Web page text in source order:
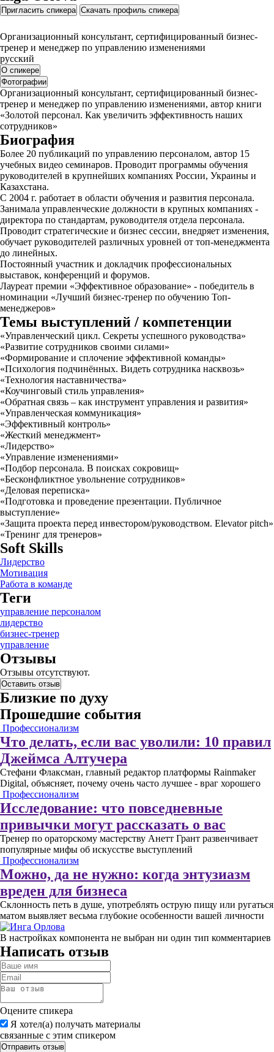
Пригласить спикера Скачать профиль спикера
Организационный консультант, сертифицированный бизнес-
тренер и менеджер по управлению изменениями
русский
О спикере
Фотографии
Организационный консультант, сертифицированный бизнес-
тренер и менеджер по управлению изменениями, автор книги
«Золотой персонал. Как увеличить эффективность наших
сотрудников»
Биография
Более 20 публикаций по управлению персоналом, автор 15
учебных видео семинаров. Проводит программы обучения
руководителей в крупнейших компаниях России, Украины и
Казахстана.
С 2004 г. работает в области обучения и развития персонала.
Занимала управленческие должности в крупных компаниях -
директора по стандартам, руководителя отдела персонала.
Проводит стратегические и бизнес сессии, внедряет изменения,
обучает руководителей различных уровней от топ-менеджмента
до линейных.
Постоянный участник и докладчик профессиональных
выставок, конференций и форумов.
Лауреат премии «Эффективное образование» - победитель в
номинации «Лучший бизнес-тренер по обучению Топ-
менеджеров»
Темы выступлений / компетенции
«Управленческий цикл. Секреты успешного руководства»
«Развитие сотрудников своими силами»
«Формирование и сплочение эффективной команды»
«Психология подчинённых. Видеть сотрудника насквозь»
«Технология наставничества»
«Коучинговый стиль управления»
«Обратная связь – как инструмент управления и развития»
«Управленческая коммуникация»
«Эффективный контроль»
«Жесткий менеджмент»
«Лидерство»
«Управление изменениями»
«Подбор персонала. В поисках сокровищ»
«Бесконфликтное увольнение сотрудников»
«Деловая переписка»
«Подготовка и проведение презентации. Публичное
выступление»
«Защита проекта перед инвестором/руководством. Elevator pitch»
«Тренинг для тренеров»
Soft Skills
Лидерство
Мотивация
Работа в команде
Теги
управление персоналом
лидерство
бизнес-тренер
управление
Отзывы
Отзывы отсутствуют.
Оставить отзыв
Близкие по духу
Прошедшие события
Профессионализм
Что делать, если вас уволили: 10 правил
Джеймса Алтучера
Стефани Флаксман, главный редактор платформы Rainmaker
Digital, объясняет, почему очень часто лучшее - враг хорошего
Профессионализм
Исследование: что повседневные
привычки могут рассказать о вас
Тренер по ораторскому мастерству Анетт Грант развенчивает
популярные мифы об искусстве выступлений
Профессионализм
Можно, да не нужно: когда энтузиазм
вреден для бизнеса
Склонность петь в душе, употреблять острую пищу или ругаться
матом выявляет весьма глубокие особенности вашей личности
В настройках компонента не выбран ни один тип комментариев
Написать отзыв
Оцените спикера
Я хотел(а) получать материалы
связанные с этим спикером